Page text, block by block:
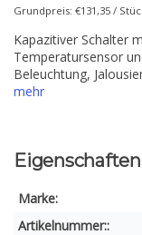
Grundpreis: €131,35 /
Kapazitiver Schalter
Temperatursensor
Beleuchtung,
mehr
Eigenschaften
Marke:
Artikelnummer::